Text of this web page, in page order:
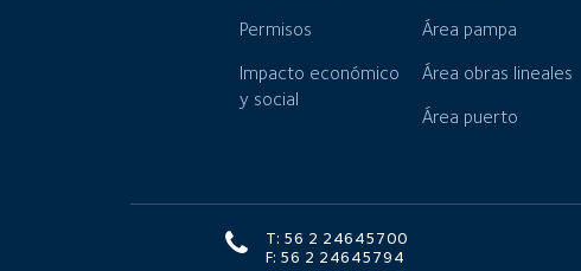
Permisos
Impacto económico
y social
Área pampa
Área obras lineales
Área puerto
T: 56 2 24645700
F: 56 2 24645794